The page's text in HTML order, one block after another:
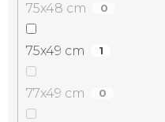
75x48 cm 0
75x49 cm 1
77x49 cm 0